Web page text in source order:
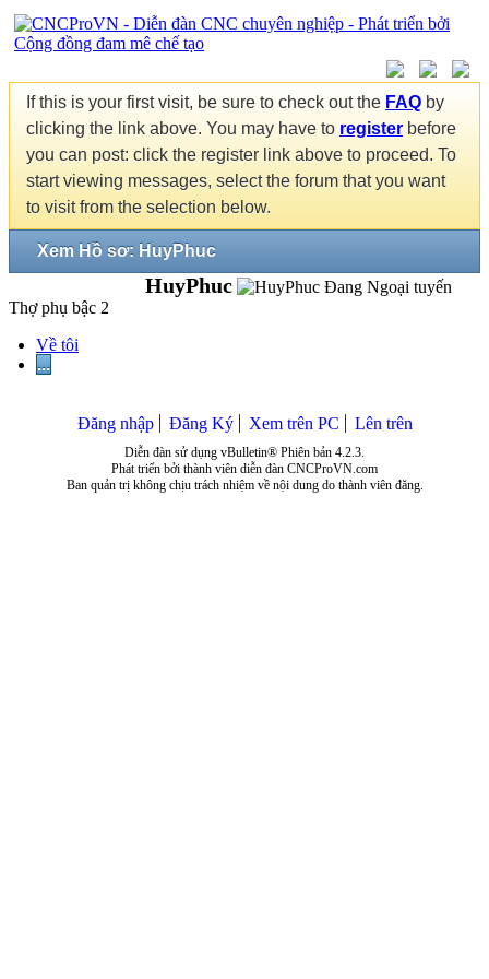
If this is your first visit, be sure to check out the FAQ by
clicking the link above. You may have to register before
you can post: click the register link above to proceed. To
start viewing messages, select the forum that you want
to visit from the selection below.
Xem Hồ sơ: HuyPhuc
HuyPhuc
Thợ phụ bậc 2
Về tôi
...
Đăng nhập Đăng Ký Xem trên PC Lên trên
Diễn đàn sử dụng vBulletin® Phiên bản 4.2.3.
Phát triển bởi thành viên diễn đàn CNCProVN.com
Ban quản trị không chịu trách nhiệm về nội dung do thành viên đăng.